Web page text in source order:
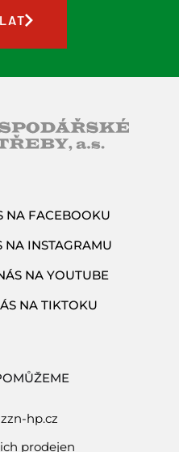
hp.cz
prodejen
NA FACEBOOKU
NA INSTAGRAMU
NA YOUTUBE
NA TIKTOKU